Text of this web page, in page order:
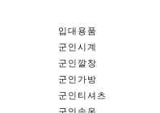
입대용품
군인시계
군인깔창
군인가방
군인티셔츠